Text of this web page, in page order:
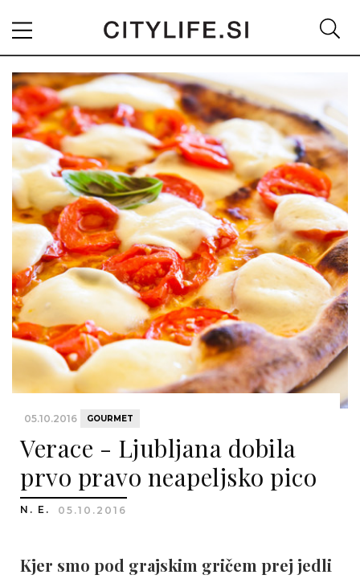
05.10.2016 GOURMET
Verace - Ljubljana dobila
prvo pravo neapeljsko pico
N. E. 05.10.2016
Kjer smo pod grajskim gričem prej jedli